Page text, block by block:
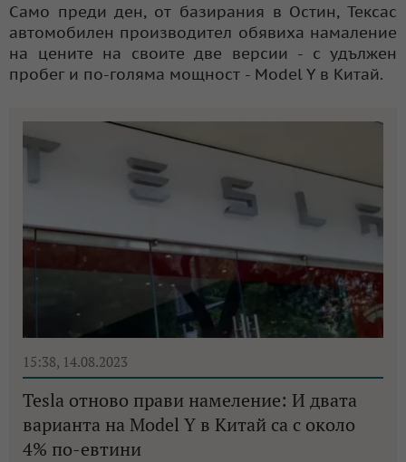
Само преди ден, от базирания в Остин, Тексас
автомобилен производител обявиха намаление
на цените на своите две версии - с удължен
пробег и по-голяма мощност - Model Y в Китай.
15:38, 14.08.2023
Tesla отново прави намеление: И двата
варианта на Model Y в Китай са с около
4% по-евтини